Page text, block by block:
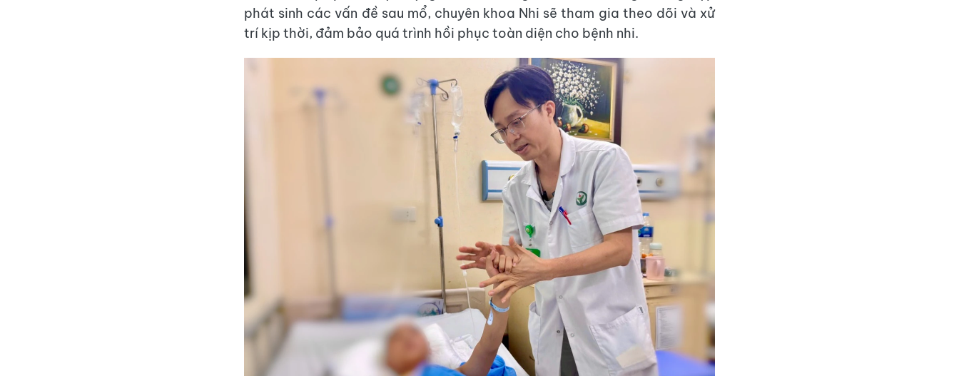
phát sinh các vấn đề sau mổ, chuyên khoa Nhi sẽ tham gia theo dõi và xử
trí kịp thời, đảm bảo quá trình hồi phục toàn diện cho bệnh nhi.